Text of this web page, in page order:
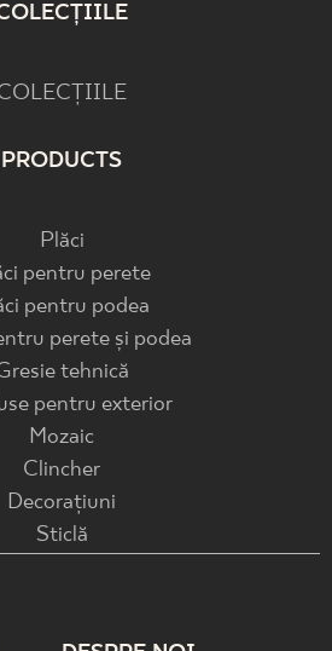
PRODUCTS
Plăci
pentru perete
pentru podea
perete și podea
tehnică
pentru exterior
Mozaic
Clincher
Decorațiuni
Sticlă